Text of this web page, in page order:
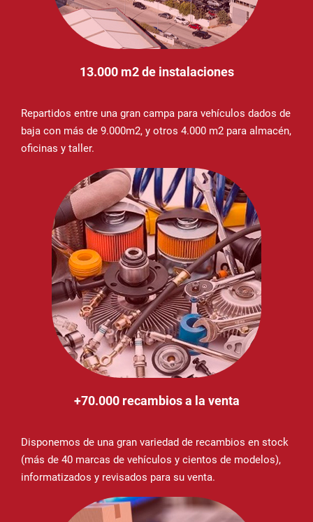
13.000 m2 de instalaciones
Repartidos entre una gran campa para vehículos dados de
baja con más de 9.000m2, y otros 4.000 m2 para almacén,
oficinas y taller.
+70.000 recambios a la venta
Disponemos de una gran variedad de recambios en stock
(más de 40 marcas de vehículos y cientos de modelos),
informatizados y revisados para su venta.